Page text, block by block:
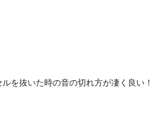
を抜いた時の音の切れ方が凄く良い！